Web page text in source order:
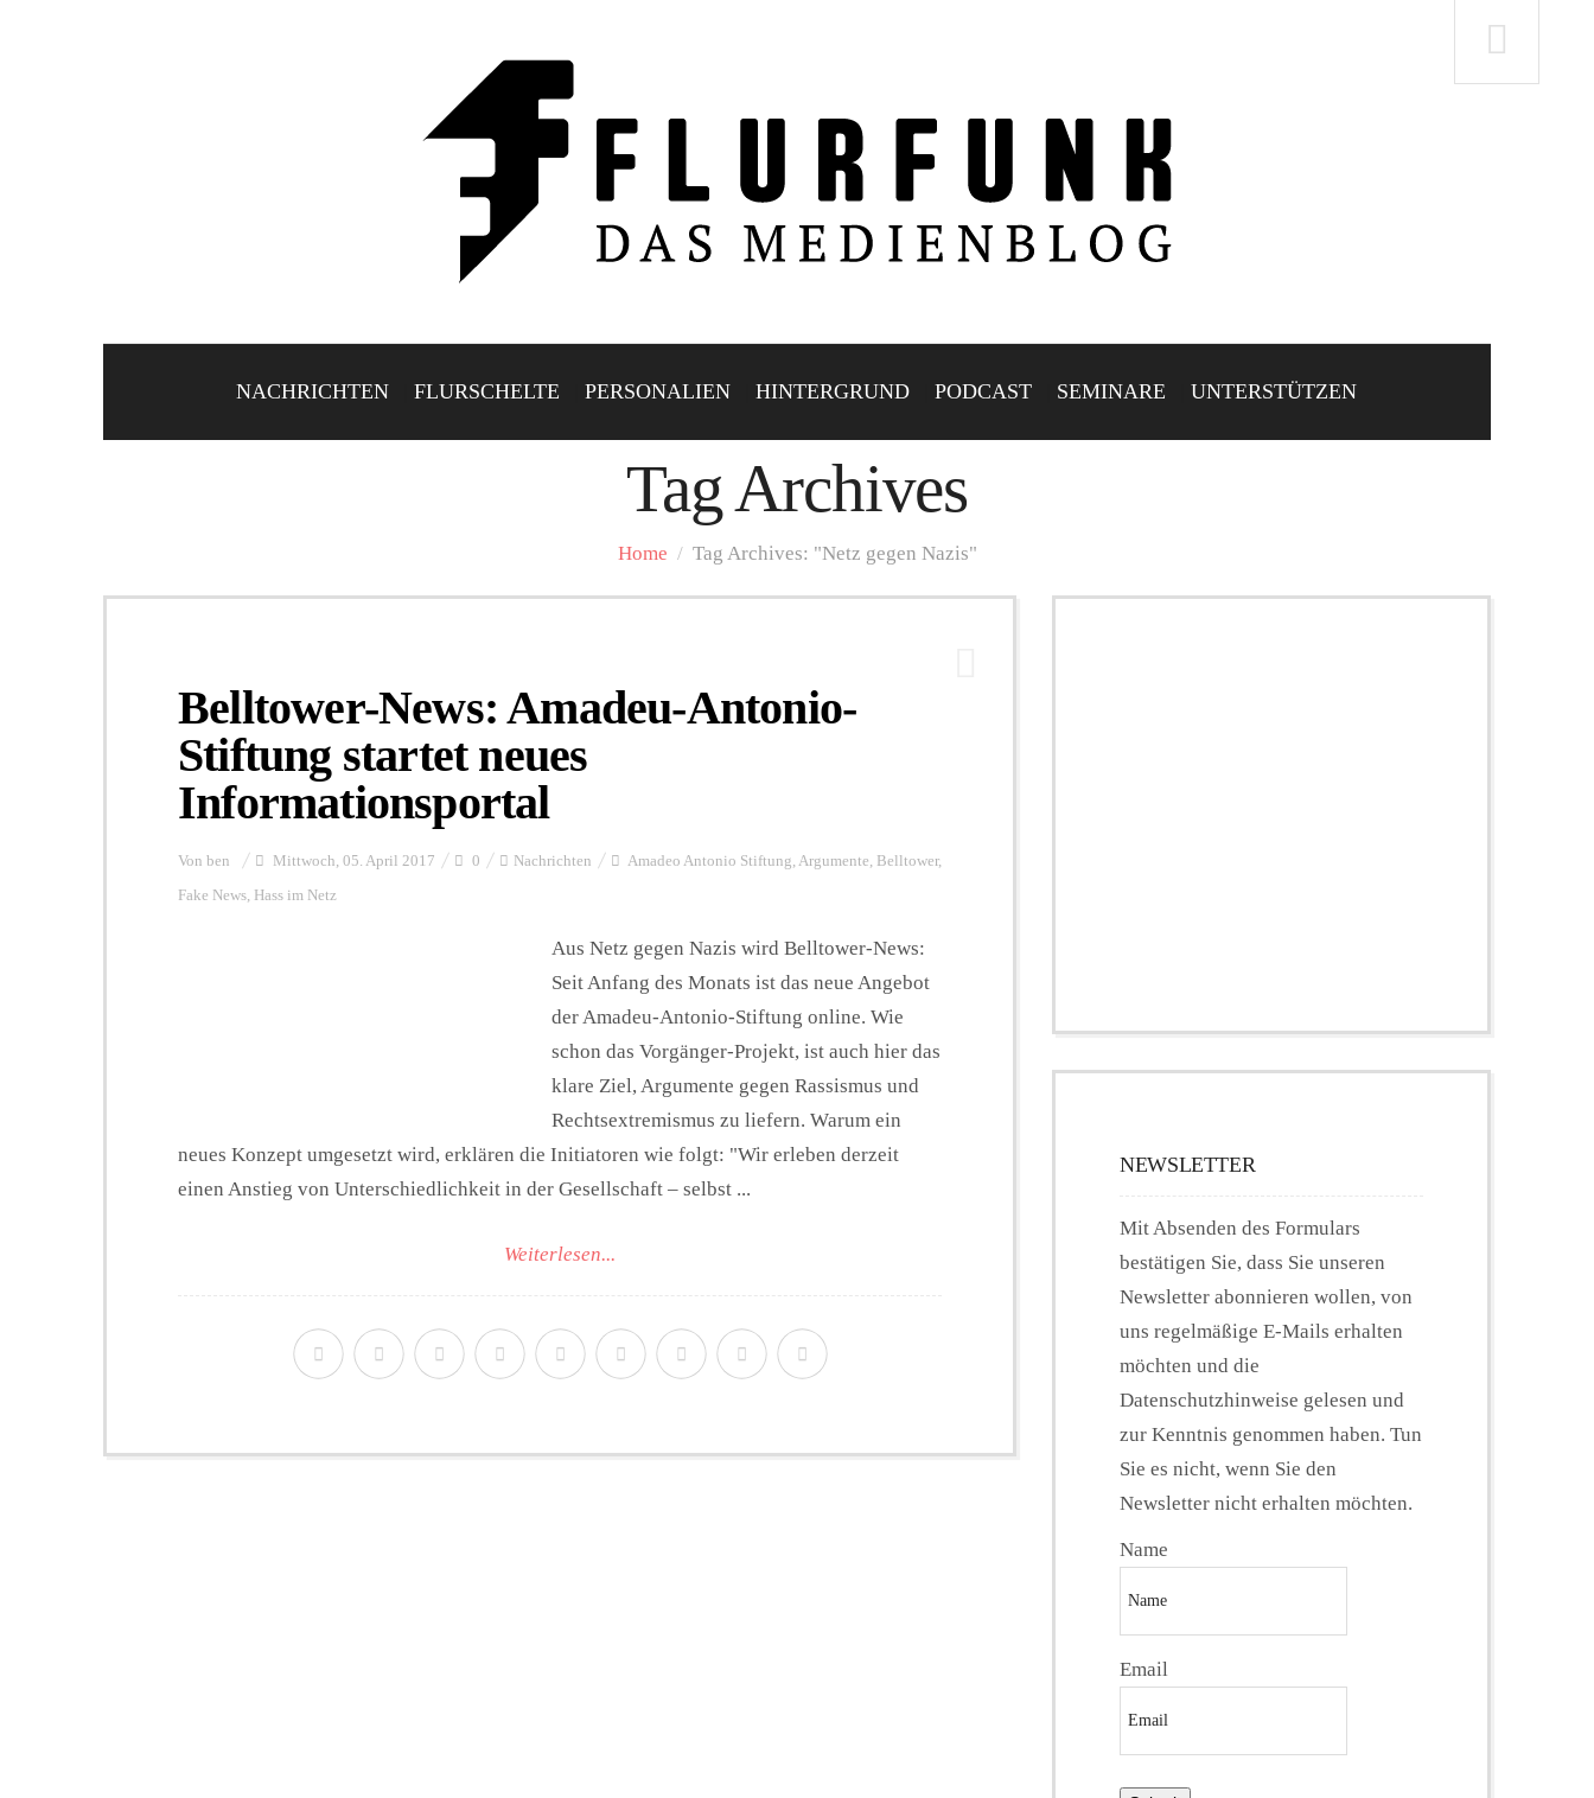
NACHRICHTEN FLURSCHELTE PERSONALIEN HINTERGRUND PODCAST SEMINARE UNTERSTÜTZEN
Tag Archives
Home / Tag Archives: "Netz gegen Nazis"
Belltower-News: Amadeu-Antonio-
Stiftung startet neues
Informationsportal
Von ben Mittwoch, 05. April 2017 0 Nachrichten Amadeo Antonio Stiftung, Argumente, Belltower,
Fake News, Hass im Netz
Aus Netz gegen Nazis wird Belltower-News:
Seit Anfang des Monats ist das neue Angebot
der Amadeu-Antonio-Stiftung online. Wie
schon das Vorgänger-Projekt, ist auch hier das
klare Ziel, Argumente gegen Rassismus und
Rechtsextremismus zu liefern. Warum ein
neues Konzept umgesetzt wird, erklären die Initiatoren wie folgt: "Wir erleben derzeit
einen Anstieg von Unterschiedlichkeit in der Gesellschaft – selbst ...
Weiterlesen...
NEWSLETTER
Mit Absenden des Formulars
bestätigen Sie, dass Sie unseren
Newsletter abonnieren wollen, von
uns regelmäßige E-Mails erhalten
möchten und die
Datenschutzhinweise gelesen und
zur Kenntnis genommen haben. Tun
Sie es nicht, wenn Sie den
Newsletter nicht erhalten möchten.
Name
Email